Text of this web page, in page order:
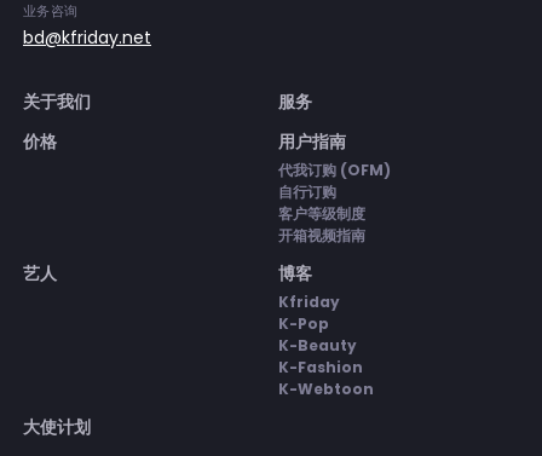
业务咨询
bd@kfriday.net
关于我们
服务
价格
用户指南
代我订购 (OFM)
自行订购
客户等级制度
开箱视频指南
艺人 博客
Kfriday
K-Pop
K-Beauty
K-Fashion
K-Webtoon
大使计划